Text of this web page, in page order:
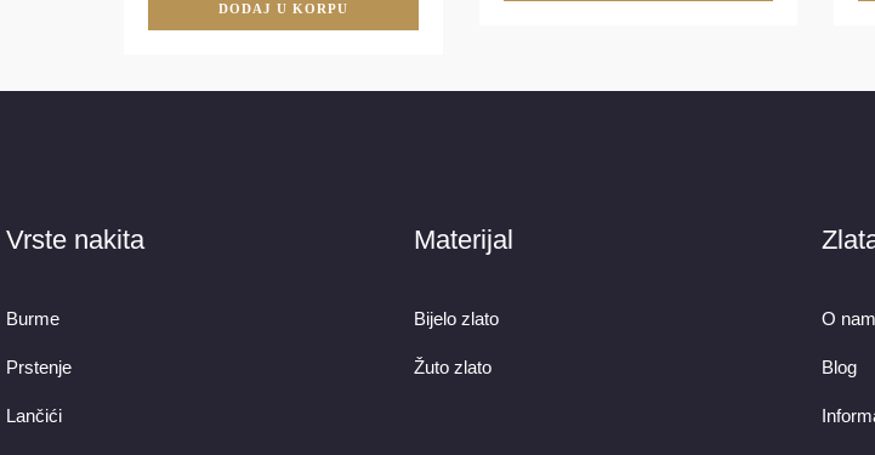
DODAJ U KORPU
Vrste nakita
Burme
Prstenje
Lančići
Materijal
Bijelo zlato
Žuto zlato
O
Blog